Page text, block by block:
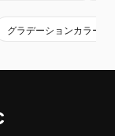
グラデーションカラー